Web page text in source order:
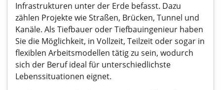
Infrastrukturen unter der Erde befasst. Dazu
zählen Projekte wie Straßen, Brücken, Tunnel und
Kanäle. Als Tiefbauer oder Tiefbauingenieur haben
Sie die Möglichkeit, in Vollzeit, Teilzeit oder sogar in
flexiblen Arbeitsmodellen tätig zu sein, wodurch
sich der Beruf ideal für unterschiedlichste
Lebenssituationen eignet.